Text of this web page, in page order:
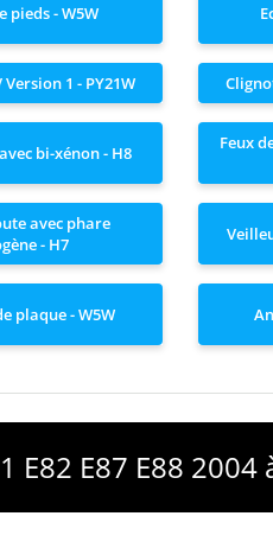
pieds - W5W
1 - PY21W
bi-xénon - H8
Feux
avec phare
- H7
plaque - W5W
E87 E88 2004